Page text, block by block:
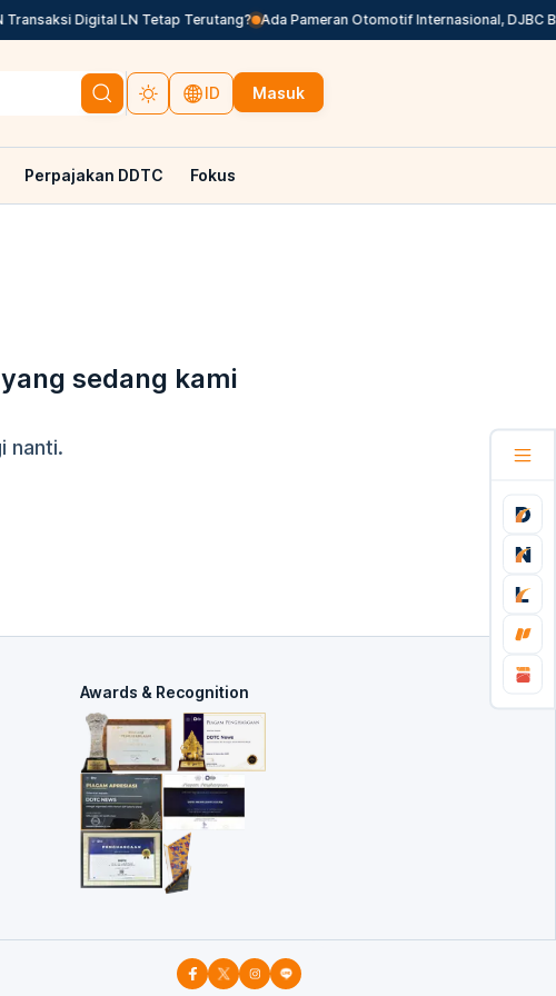
Digital LN Tetap Terutang? Ada Pameran Otomotif Internasional, DJBC
ID Masuk
Perpajakan DDTC Fokus
sedang kami
nanti.
Awards & Recognition